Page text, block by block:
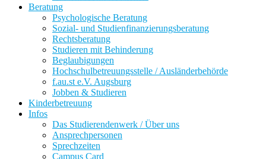
Beratung
Psychologische Beratung
Sozial- und Studienfinanzierungsberatung
Rechtsberatung
Studieren mit Behinderung
Beglaubigungen
Hochschulbetreuungsstelle / Ausländerbehörde
f.au.st e.V. Augsburg
Jobben & Studieren
Kinderbetreuung
Infos
Das Studierendenwerk / Über uns
Ansprechpersonen
Sprechzeiten
Campus Card